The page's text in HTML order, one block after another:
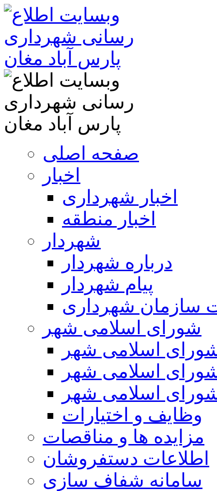
صفحه اصلی
اخبار
اخبار شهرداری
اخبار منطقه
شهردار
درباره شهردار
پیام شهردار
سازمان شهرداری
شورای اسلامی شهر
اسلامی شهر
اسلامی شهر
اسلامی شهر
وظایف و اختیارات
مزایده ها و مناقصات
اطلاعات دستفروشان
سامانه شفاف سازی